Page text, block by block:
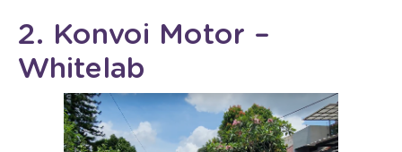
2. Konvoi Motor –
Whitelab